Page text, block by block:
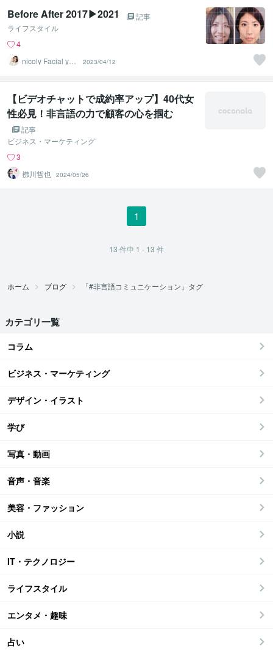
Before After 2017▶︎2021
記事
ライフスタイル
4
nicoly Facial yog
2023/04/12
【ビデオチャットで成約率アップ】40代女
性必見！非言語の力で顧客の心を掴む
記事
ビジネス・マーケティング
3
拂川哲也 2024/05/26
1
13 件中 1 - 13 件
ホーム ブログ 「#非言語コミュニケーション」タグ
カテゴリ一覧
コラム
ビジネス・マーケティング
デザイン・イラスト
学び
写真・動画
音声・音楽
美容・ファッション
小説
IT・テクノロジー
ライフスタイル
エンタメ・趣味
占い